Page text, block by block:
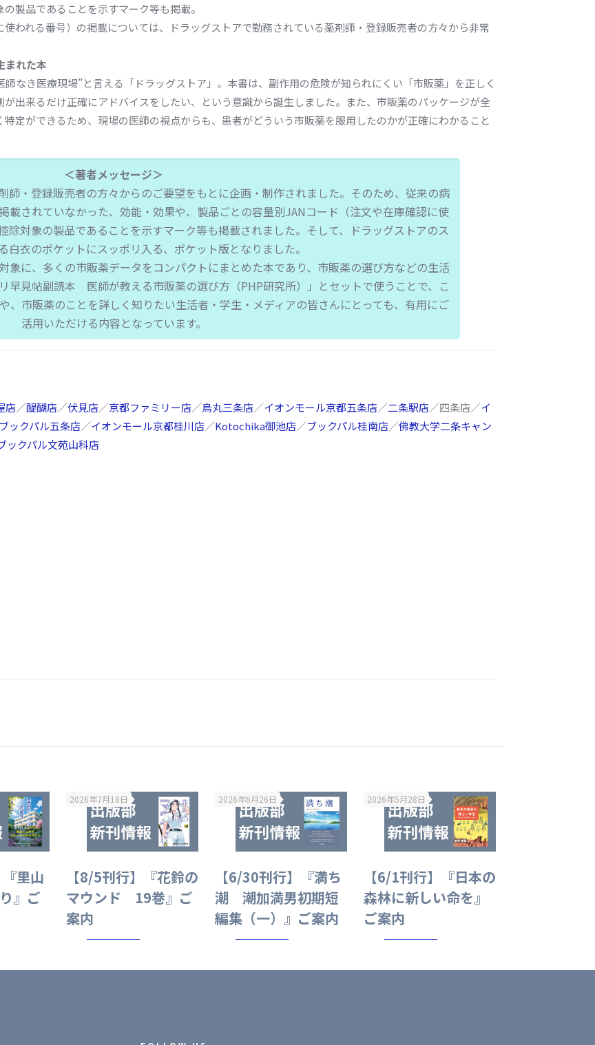
製品であることを示すマーク等も掲載。
われる番号）の掲載については、ドラッグストアで勤務されている薬剤師・登録販売者の方々から非常
まれた本
なき医療現場”と言える「ドラッグストア」。本書は、副作用の危険が知られにくい「市販薬」を正しく
出来るだけ正確にアドバイスをしたい、という意識から誕生しました。また、市販薬のパッケージが全
定ができるため、現場の医師の視点からも、患者がどういう市販薬を服用したのかが正確にわかること
＜著者メッセージ＞
師・登録販売者の方々からのご要望をもとに企画・制作されました。そのため、従来の病
載されていなかった、効能・効果や、製品ごとの容量別JANコード（注文や在庫確認に使
除対象の製品であることを示すマーク等も掲載されました。そして、ドラッグストアのス
白衣のポケットにスッポリ入る、ポケット版となりました。
象に、多くの市販薬データをコンパクトにまとめた本であり、市販薬の選び方などの生活
早見帖副読本 医師が教える市販薬の選び方（PHP研究所）」とセットで使うことで、こ
、市販薬のことを詳しく知りたい生活者・学生・メディアの皆さんにとっても、有用にご
活用いただける内容となっています。
店／醍醐店／伏見店／京都ファミリー店／烏丸三条店／イオンモール京都五条店／二条駅店／四条店／イ
ックパル五条店／イオンモール京都桂川店／Kotochika御池店／ブックパル桂南店／佛教大学二条キャン
ックパル文苑山科店
里山
』ご
2026年7月18日
【8/5刊行】『花鈴の
マウンド 19巻』ご
案内
2026年6月26日
【6/30刊行】『満ち
潮 潮加満男初期短
編集（一）』ご案内
2026年5月28日
【6/1刊行】『日本の
森林に新しい命を』
ご案内